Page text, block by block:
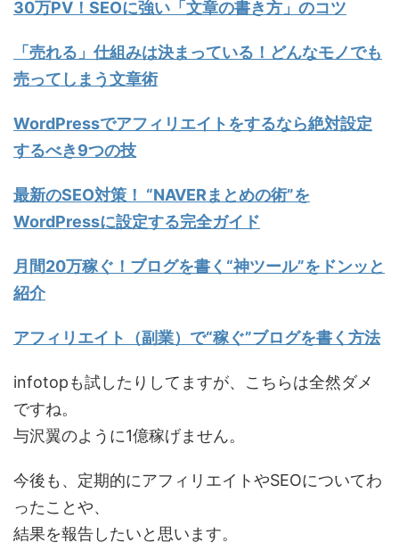
30万PV！SEOに強い「文章の書き方」のコツ
「売れる」仕組みは決まっている！どんなモノでも
売ってしまう文章術
WordPressでアフィリエイトをするなら絶対設定
するべき9つの技
最新のSEO対策！ “NAVERまとめの術”を
WordPressに設定する完全ガイド
月間20万稼ぐ！ブログを書く“神ツール”をドンッと
紹介
アフィリエイト（副業）で“稼ぐ”ブログを書く方法
infotopも試したりしてますが、こちらは全然ダメ
ですね。
与沢翼のように1億稼げません。
今後も、定期的にアフィリエイトやSEOについてわ
ったことや、
結果を報告したいと思います。